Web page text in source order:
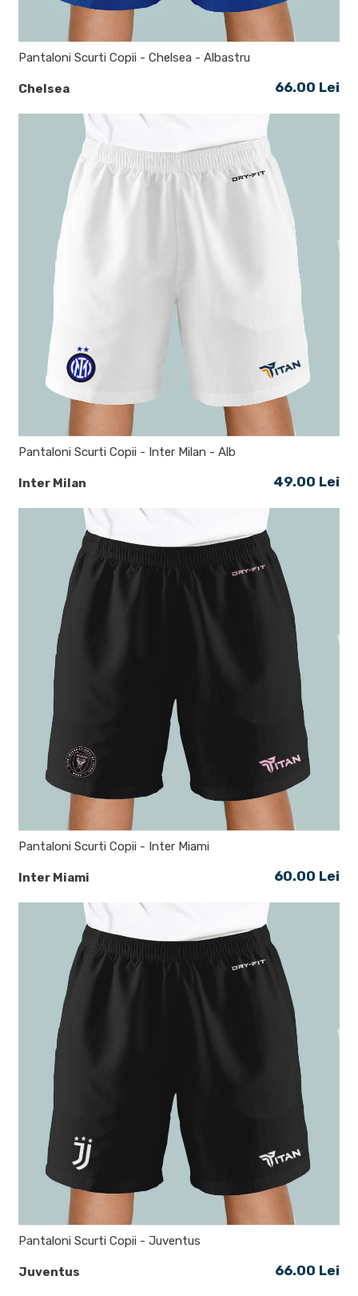
Chelsea
Pantaloni Scurti Copii - Chelsea - Albastru
66.00 Lei
Inter Milan
Pantaloni Scurti Copii - Inter Milan - Alb
49.00 Lei
Inter Miami
Pantaloni Scurti Copii - Inter Miami
60.00 Lei
Juventus
Pantaloni Scurti Copii - Juventus
66.00 Lei